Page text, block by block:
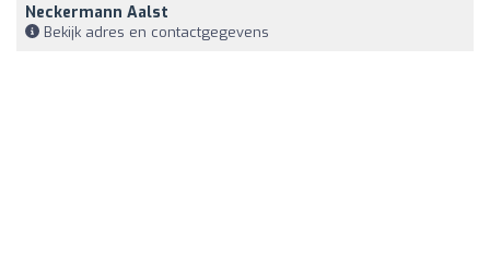
Neckermann Aalst
Bekijk adres en contactgegevens